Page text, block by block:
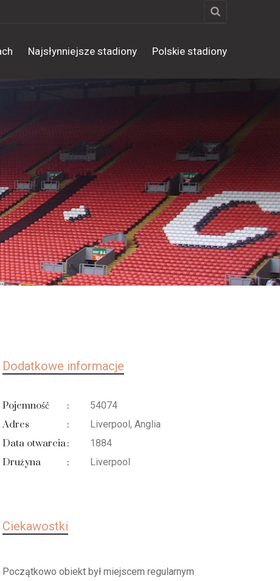
Najsłynniejsze stadiony Polskie stadiony
Dodatkowe informacje
Pojemność : 54074
Adres : Liverpool, Anglia
Data otwarcia: 1884
Drużyna : Liverpool
Ciekawostki
Początkowo obiekt był miejscem regularnym